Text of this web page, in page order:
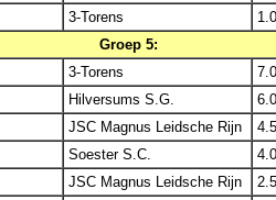
3-Torens
Groep 5:
3-Torens
Hilversums S.G.
JSC Magnus Leidsche Rijn
Soester S.C.
JSC Magnus Leidsche Rijn